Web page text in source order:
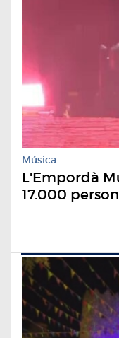
Música
L'Empordà
17.000